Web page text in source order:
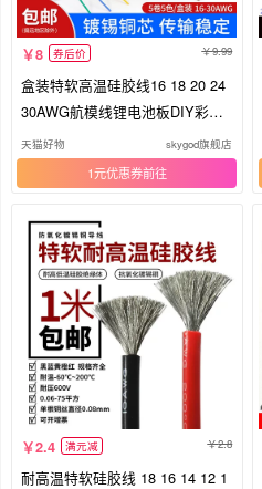
8 券后价 9.99
盒装特软高温硅胶线16 18 20 24
30AWG航模线锂电池板DIY彩色
软线
天猫好物 skygod旗舰店
1元优惠券
2.4 满元减 2.8
耐高温特软硅胶线 18 16 14 12 1